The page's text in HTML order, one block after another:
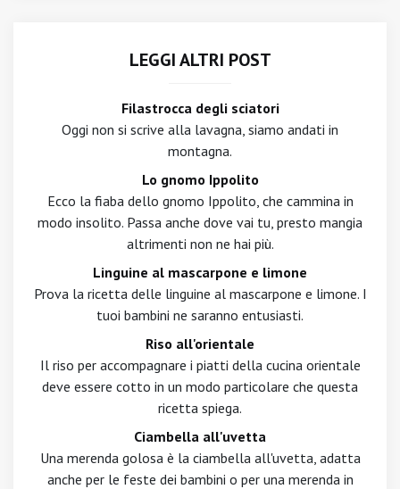
LEGGI ALTRI POST
Filastrocca degli sciatori
Oggi non si scrive alla lavagna, siamo andati in
montagna.
Lo gnomo Ippolito
Ecco la fiaba dello gnomo Ippolito, che cammina in
modo insolito. Passa anche dove vai tu, presto mangia
altrimenti non ne hai più.
Linguine al mascarpone e limone
Prova la ricetta delle linguine al mascarpone e limone. I
tuoi bambini ne saranno entusiasti.
Riso all'orientale
Il riso per accompagnare i piatti della cucina orientale
deve essere cotto in un modo particolare che questa
ricetta spiega.
Ciambella all'uvetta
Una merenda golosa è la ciambella all'uvetta, adatta
anche per le feste dei bambini o per una merenda in